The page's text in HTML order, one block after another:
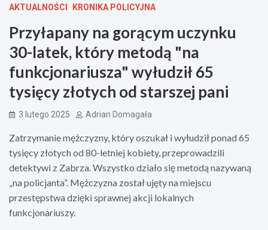
AKTUALNOŚCI KRONIKA POLICYJNA
Przyłapany na gorącym uczynku
30-latek, który metodą "na
funkcjonariusza" wyłudził 65
tysięcy złotych od starszej pani
3 lutego 2025 Adrian Domagała
Zatrzymanie mężczyzny, który oszukał i wyłudził ponad 65
tysięcy złotych od 80-letniej kobiety, przeprowadzili
detektywi z Zabrza. Wszystko działo się metodą nazywaną
„na policjanta”. Mężczyzna został ujęty na miejscu
przestępstwa dzięki sprawnej akcji lokalnych
funkcjonariuszy.